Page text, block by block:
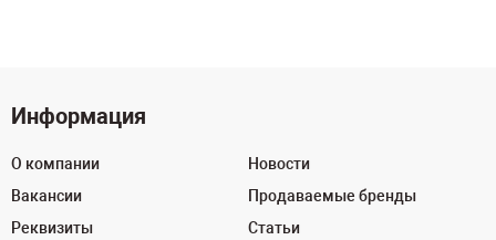
Информация
О компании
Вакансии
Реквизиты
Новости
Продаваемые бренды
Статьи